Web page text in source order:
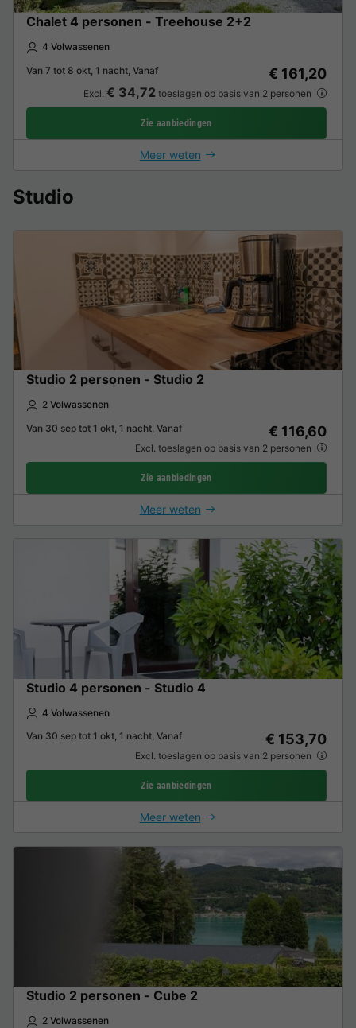
Chalet 4 personen - Treehouse 2+2
4 Volwassenen
Van 7 tot 8 okt, 1 nacht, Vanaf
€ 161,20
Excl. € 34,72 toeslagen op basis van 2 personen
Zie aanbiedingen
Meer weten
Studio
Studio 2 personen - Studio 2
2 Volwassenen
Van 30 sep tot 1 okt, 1 nacht, Vanaf
€ 116,60
Excl. toeslagen op basis van 2 personen
Zie aanbiedingen
Meer weten
Studio 4 personen - Studio 4
4 Volwassenen
Van 30 sep tot 1 okt, 1 nacht, Vanaf
€ 153,70
Excl. toeslagen op basis van 2 personen
Zie aanbiedingen
Meer weten
Studio 2 personen - Cube 2
2 Volwassenen